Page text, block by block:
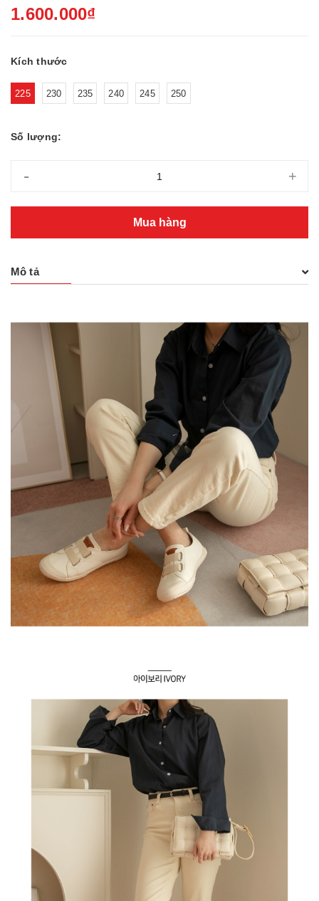
1.600.000₫
Kích thước
225 230 235 240 245 250
Số lượng:
- +
Mua hàng
Mô tả